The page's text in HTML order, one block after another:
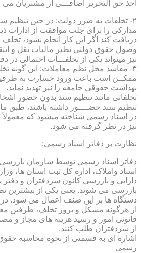
اخذ حق التحریر اضافـــی از مشتریان می
۲- تخلفات به ضرر دولت: در حین تنظیم
مدارکی را برای جلب موافقت از ادارات
دریافت کند اگر این کار انجام نشود،
وصول حقوق دولتی نظیر مالیات نقل و
نیز میتواند یکی از تخلفـــات احتمالی در
۳- مفاسد مخل نظم معاملات: این گونه
ممکــن است باعث ورود خسارت به
بهداشت حقوقی جامعه را نیز تهدید نماید.
تخلفاتی مانند تنظیم سند بدون حضور
در اسناد رسمی شناخته میشود که معمولاً
نیز در نظر گرفته می شود.
نظارت بر دفاتر اسناد رسمی:
دفاتر اسناد رسمی توسط سازمان
اسناد واملاک، اداره کل ثبت استان ها،
دارایی و بازرسی کانون سردفتران و
بازرسی می شوند. یعنی یکی از بیشترین
دستگاه ها بر این صنف اعمال می شود. در
از هرگونه مشکل و بروز تخلف، طرفین
قانونی امور و رسید هزینه های مجاز و
از سردفتران طلب کنند.
اشاره ای به قسمتی از نحوه محاسبه حقوق
رسمی